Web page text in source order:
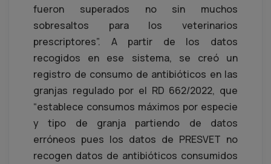
fueron superados no sin muchos
sobresaltos para los veterinarios
prescriptores”. A partir de los datos
recogidos en ese sistema, se creó un
registro de consumo de antibióticos en las
granjas regulado por el RD 662/2022, que
“establece consumos máximos por especie
y tipo de granja partiendo de datos
erróneos pues los datos de PRESVET no
recogen datos de antibióticos consumidos